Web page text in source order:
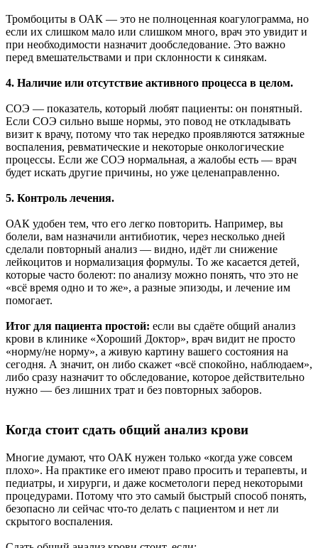
Тромбоциты в ОАК — это не полноценная коагулограмма, но
если их слишком мало или слишком много, врач это увидит и
при необходимости назначит дообследование. Это важно
перед вмешательствами и при склонности к синякам.
4. Наличие или отсутствие активного процесса в целом.
СОЭ — показатель, который любят пациенты: он понятный.
Если СОЭ сильно выше нормы, это повод не откладывать
визит к врачу, потому что так нередко проявляются затяжные
воспаления, ревматические и некоторые онкологические
процессы. Если же СОЭ нормальная, а жалобы есть — врач
будет искать другие причины, но уже целенаправленно.
5. Контроль лечения.
ОАК удобен тем, что его легко повторить. Например, вы
болели, вам назначили антибиотик, через несколько дней
сделали повторный анализ — видно, идёт ли снижение
лейкоцитов и нормализация формулы. То же касается детей,
которые часто болеют: по анализу можно понять, что это не
«всё время одно и то же», а разные эпизоды, и лечение им
помогает.
Итог для пациента простой: если вы сдаёте общий анализ
крови в клинике «Хороший Доктор», врач видит не просто
«норму/не норму», а живую картину вашего состояния на
сегодня. А значит, он либо скажет «всё спокойно, наблюдаем»,
либо сразу назначит то обследование, которое действительно
нужно — без лишних трат и без повторных заборов.
Когда стоит сдать общий анализ крови
Многие думают, что ОАК нужен только «когда уже совсем
плохо». На практике его имеют право просить и терапевты, и
педиатры, и хирурги, и даже косметологи перед некоторыми
процедурами. Потому что это самый быстрый способ понять,
безопасно ли сейчас что-то делать с пациентом и нет ли
скрытого воспаления.